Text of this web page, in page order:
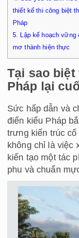
thiết kế thi công biệt
Pháp
5. Lập kế hoạch
mơ thành hiện thực
Tại sao
Pháp lại
Sức hấp dẫn và
điển kiểu Pháp
trưng kiến trúc
không chỉ là việc
kiến tạo một tác
phu và chuẩn